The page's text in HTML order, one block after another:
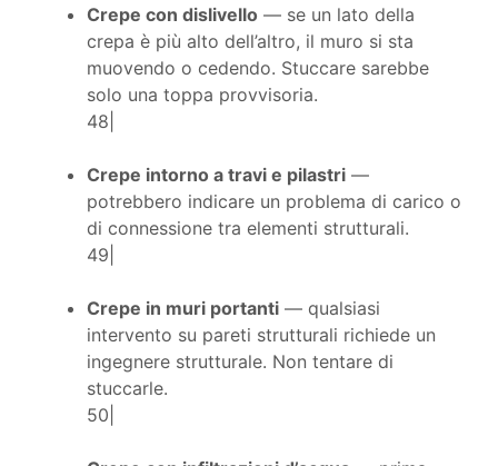
Crepe con dislivello — se un lato della
crepa è più alto dell’altro, il muro si sta
muovendo o cedendo. Stuccare sarebbe
solo una toppa provvisoria.
48|
Crepe intorno a travi e pilastri —
potrebbero indicare un problema di carico o
di connessione tra elementi strutturali.
49|
Crepe in muri portanti — qualsiasi
intervento su pareti strutturali richiede un
ingegnere strutturale. Non tentare di
stuccarle.
50|